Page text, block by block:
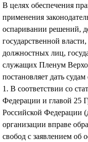
В целях обеспечения
применения
оспаривании решений,
государственной
должностных лиц,
служащих Пленум
постановляет дать
1. В соответствии со
Федерации и главой 25
Российской Федерации
организации вправе
свобод с заявлением об